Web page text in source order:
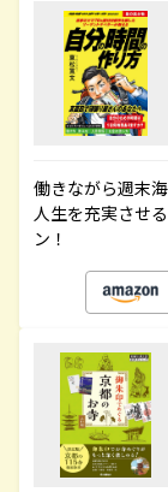
働きながら週末
人生を充実させ
ン！